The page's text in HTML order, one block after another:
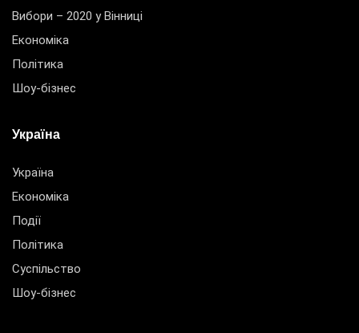
Вибори – 2020 у Вінниці
Економіка
Політика
Шоу-бізнес
Україна
Україна
Економіка
Події
Політика
Суспільство
Шоу-бізнес